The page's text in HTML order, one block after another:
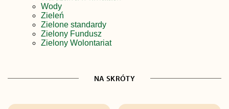
Wody
Zieleń
Zielone standardy
Zielony Fundusz
Zielony Wolontariat
NA SKRÓTY